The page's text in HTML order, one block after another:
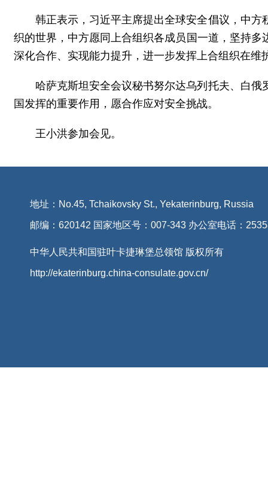
韩正表示，习近平主席提出全球安全倡议，中
织的世界，中方愿同上合组织各成员国一道，坚持
深化合作、实现能力提升，进一步发挥上合组织在维
哈萨克斯坦安全会议秘书努尔达乌列托夫、白
国发挥的重要作用，愿合作应对安全挑战。
王小洪参加会见。
地址：No.45, Tchaikovsky St., Yekaterinburg, Russia
邮编：620142 国家地区号：007-343 办公室电话：
中华人民共和国驻叶卡捷琳堡总领馆 版权所有
http://ekaterinburg.china-consulate.gov.cn/